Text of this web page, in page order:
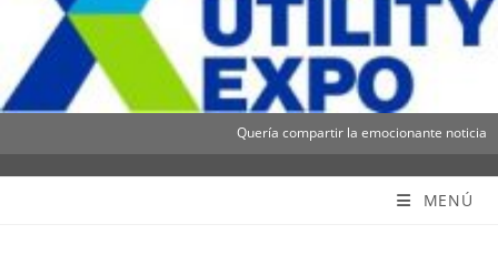
Quería compartir la emocionante noticia de
MENÚ